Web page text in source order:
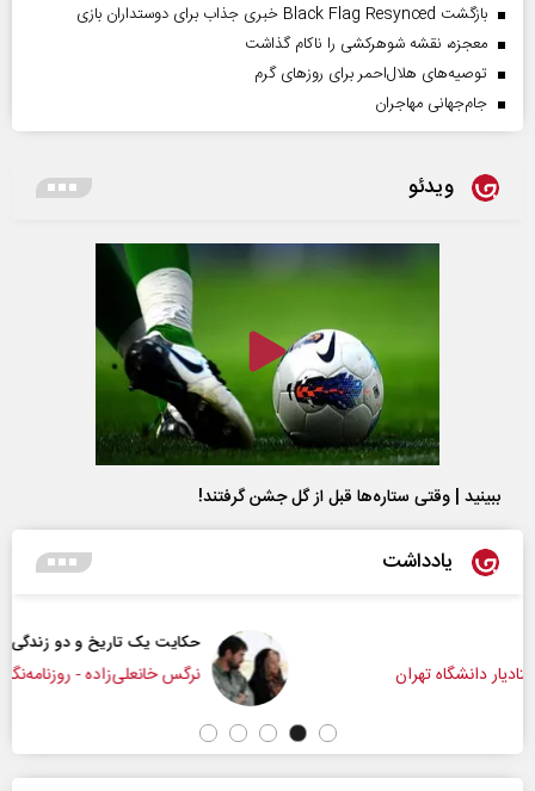
بازگشت Black Flag Resynced خبری جذاب برای دوستداران بازی
معجزه، نقشه شوهرکشی را ناکام گذاشت
توصیه‌های هلال‌احمر برای روز‌های گرم
جام‌جهانی مهاجران
ویدئو
ببینید | وقتی ستاره‌ها قبل از گل جشن گرفتند!
یادداشت
حکایت یک تاریخ و دو زندگی
نرگس خانعلی‌زاده - روزنامه‌نگار